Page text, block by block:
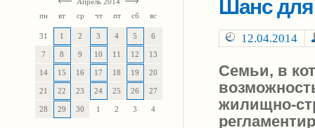
пн
вт ср чт пт сб вс
31 1 2 3 4 5 6
7 8 9 10 11 12 13
14 15 16 17 18 19 20
21 22 23 24 25 26 27
28 29 30 1 2 3 4
Шанс
12.04.2014
Семьи, в
жилищно-